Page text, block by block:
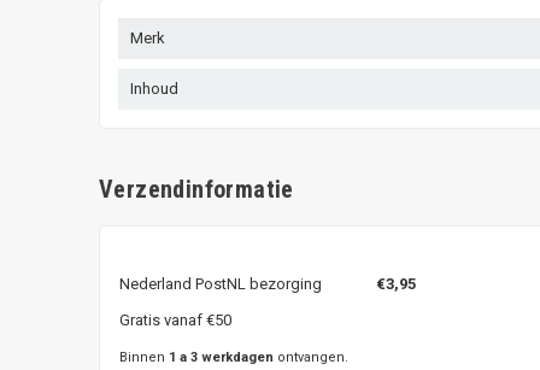
Merk
Inhoud
Verzendinformatie
Nederland PostNL bezorging €3,95
Gratis vanaf €50
Binnen 1 a 3 werkdagen ontvangen.